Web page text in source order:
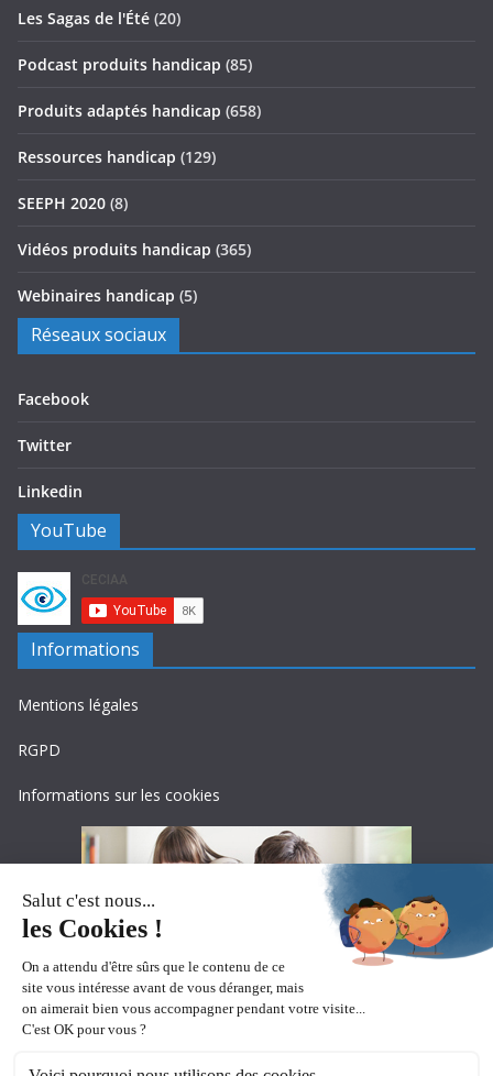
Les Sagas de l'Été (20)
Podcast produits handicap (85)
Produits adaptés handicap (658)
Ressources handicap (129)
SEEPH 2020 (8)
Vidéos produits handicap (365)
Webinaires handicap (5)
Réseaux sociaux
Facebook
Twitter
Linkedin
YouTube
Informations
Mentions légales
RGPD
Informations sur les cookies